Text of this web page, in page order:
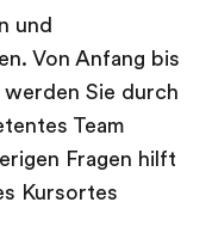
und
Von Anfang bis
Sie durch
Team
Fragen hilft
Kursortes